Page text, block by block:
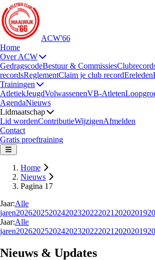
ACW'66
Home
Over ACW
GedragscodeBestuur & Commissies
recordsReglementClaim je club recordEreleden
Trainingen
AtletiekJeugdVolwassenenVB-Atleten
AgendaNieuws
Lidmaatschap
Lid wordenContributieWijzigenAfmelden
Contact
Gratis proeftraining
Home
Nieuws
Pagina 17
Jaar:Alle
jaren202620252024202320222021 20202019
Jaar:Alle
jaren202620252024202320222021 20202019
Nieuws & Updates